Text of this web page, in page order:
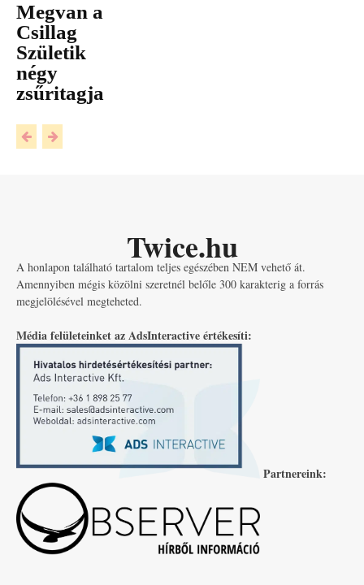
Megvan a
Csillag
Születik
négy
zsűritagja
Twice.hu
A honlapon található tartalom teljes egészében NEM vehető át.
Amennyiben mégis közölni szeretnél belőle 300 karakterig a forrás
megjelölésével megteheted.
Média felületeinket az AdsInteractive értékesíti:
Partnereink: